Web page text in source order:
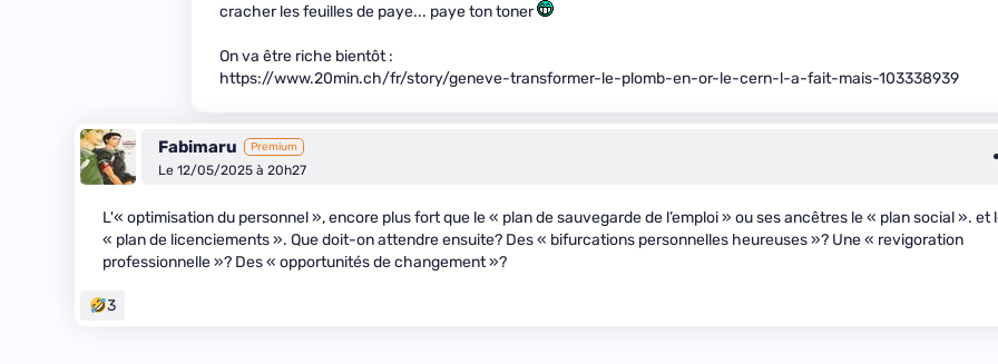
cracher les feuilles de paye... paye ton toner
On va être riche bientôt :
https://www.20min.ch/fr/story/geneve-transformer-le-plomb-en-or-le-cern-l-a-fait-mais-103338939
Fabimaru Premium
Le 12/05/2025 à 20h27
L'« optimisation du personnel », encore plus fort que le « plan de sauvegarde de l’emploi » ou ses ancêtres le « plan social ». et
« plan de licenciements ». Que doit-on attendre ensuite? Des « bifurcations personnelles heureuses »? Une « revigoration
professionnelle »? Des « opportunités de changement »?
3